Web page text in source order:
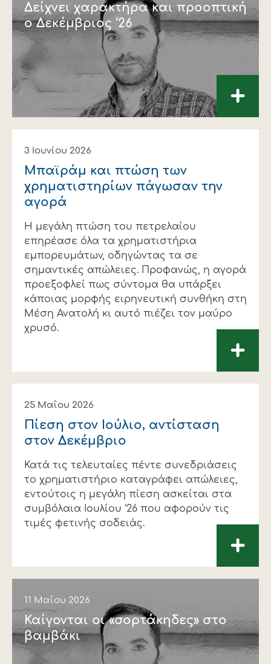
∆είχνει χαρακτήρα και προοπτική
ο ∆εκέμβριος ‘26
+
3 Ιουνίου 2026
Μπαϊράμ και πτώση των
χρηματιστηρίων πάγωσαν την
αγορά
Η μεγάλη πτώση του πετρελαίου
επηρέασε όλα τα χρηματιστήρια
εμπορευμάτων, οδηγώντας τα σε
σημαντικές απώλειες. Προφανώς, η αγορά
προεξοφλεί πως σύντομα θα υπάρξει
κάποιας μορφής ειρηνευτική συνθήκη στη
Μέση Ανατολή κι αυτό πιέζει τον μαύρο
χρυσό.
+
25 Μαΐου 2026
Πίεση στον Ιούλιο, αντίσταση
στον ∆εκέμβριο
Κατά τις τελευταίες πέντε συνεδριάσεις
το χρηματιστήριο καταγράφει απώλειες,
εντούτοις η μεγάλη πίεση ασκείται στα
συμβόλαια Ιουλίου ‘26 που αφορούν τις
τιμές φετινής σοδειάς.
+
11 Μαΐου 2026
Καίγονται οι «σορτάκηδες» στο
βαµβάκι